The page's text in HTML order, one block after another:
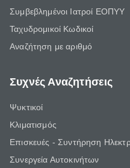
Συμβεβλημένοι Ιατροί ΕΟΠΥΥ
Ταχυδρομικοί Κωδικοί
Αναζήτηση με αριθμό
Συχνές Αναζητήσεις
Ψυκτικοί
Κλιματισμός
Επισκευές - Συντήρηση
Συνεργεία Αυτοκινήτων